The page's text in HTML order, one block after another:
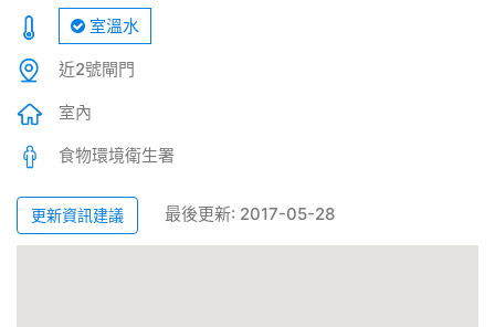
室溫水
近2號閘門
室內
食物環境衛生署
更新資訊建議 最後更新: 2017-05-28